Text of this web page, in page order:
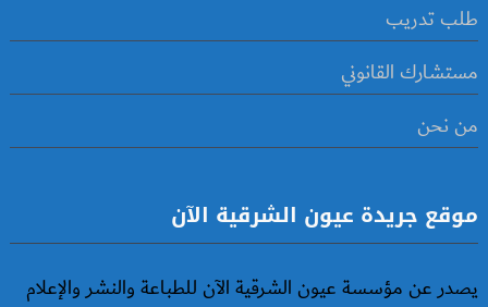
طلب تدريب
مستشارك القانوني
من نحن
موقع جريدة عيون الشرقية الآن
يصدر عن مؤسسة عيون الشرقية الآن للطباعة والنشر والإعلام